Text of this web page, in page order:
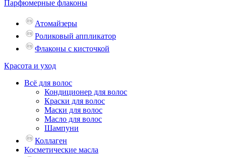
Парфюмерные флаконы
Атомайзеры
Роликовый аппликатор
Флаконы с кисточкой
Красота и уход
Всё для волос
Кондиционер для волос
Краски для волос
Маски для волос
Масло для волос
Шампуни
Коллаген
Косметические масла